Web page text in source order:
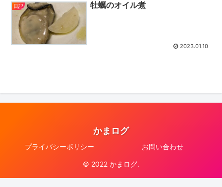
日記 牡蠣のオイル煮
2023.01.10
かまログ
プライバシーポリシー お問い合わせ
© 2022 かまログ.